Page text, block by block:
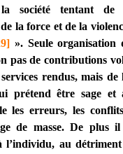
société tentant
de
la force et de la
». Seule organisation
pas de contributions
rendus, mais
prétend être sage et
les erreurs, les
de masse. De plus
l’individu, au